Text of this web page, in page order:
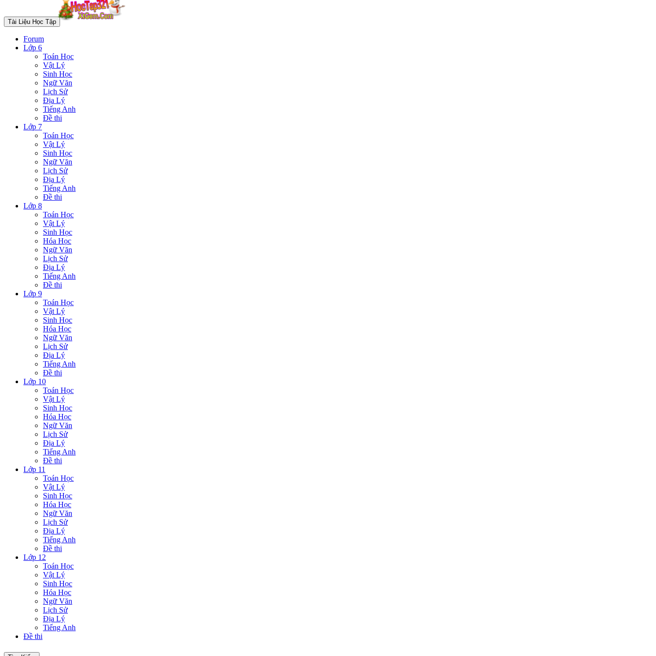
Tài Liệu Học Tập
Forum
Lớp 6
Toán Học
Vật Lý
Sinh Học
Ngữ Văn
Lịch Sử
Địa Lý
Tiếng Anh
Đề thi
Lớp 7
Toán Học
Vật Lý
Sinh Học
Ngữ Văn
Lịch Sử
Địa Lý
Tiếng Anh
Đề thi
Lớp 8
Toán Học
Vật Lý
Sinh Học
Hóa Học
Ngữ Văn
Lịch Sử
Địa Lý
Tiếng Anh
Đề thi
Lớp 9
Toán Học
Vật Lý
Sinh Học
Hóa Học
Ngữ Văn
Lịch Sử
Địa Lý
Tiếng Anh
Đề thi
Lớp 10
Toán Học
Vật Lý
Sinh Học
Hóa Học
Ngữ Văn
Lịch Sử
Địa Lý
Tiếng Anh
Đề thi
Lớp 11
Toán Học
Vật Lý
Sinh Học
Hóa Học
Ngữ Văn
Lịch Sử
Địa Lý
Tiếng Anh
Đề thi
Lớp 12
Toán Học
Vật Lý
Sinh Học
Hóa Học
Ngữ Văn
Lịch Sử
Địa Lý
Tiếng Anh
Đề thi